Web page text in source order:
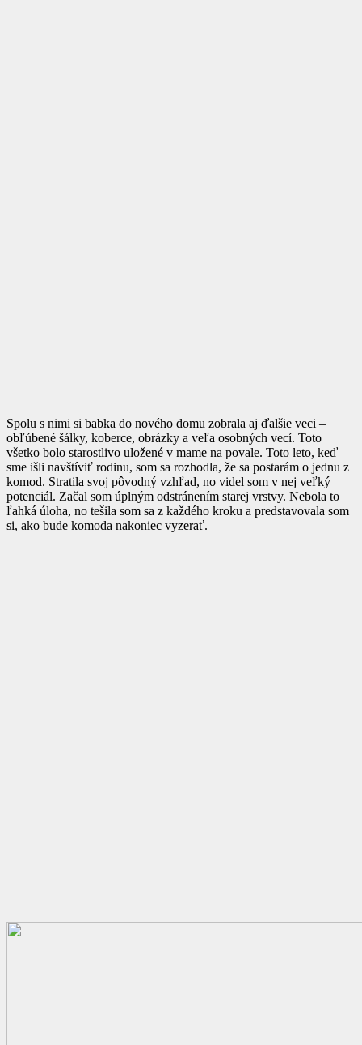
Spolu s nimi si babka do nového domu zobrala aj ďalšie veci –
obľúbené šálky, koberce, obrázky a veľa osobných vecí. Toto
všetko bolo starostlivo uložené v mame na povale. Toto leto, keď
sme išli navštíviť rodinu, som sa rozhodla, že sa postarám o jednu z
komod. Stratila svoj pôvodný vzhľad, no videl som v nej veľký
potenciál. Začal som úplným odstránením starej vrstvy. Nebola to
ľahká úloha, no tešila som sa z každého kroku a predstavovala som
si, ako bude komoda nakoniec vyzerať.